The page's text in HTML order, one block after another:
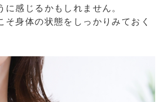
感じるかもしれません。
そ身体の状態をしっかりみておく